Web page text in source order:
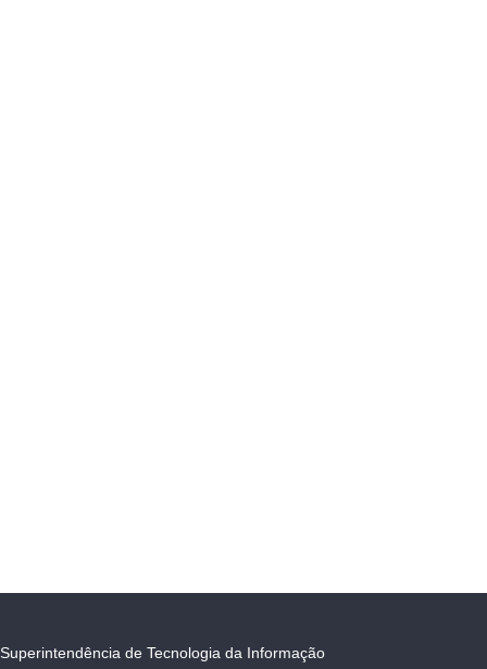
Superintendência de Tecnologia da Informação